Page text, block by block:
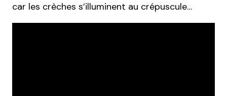
car les crèches s’illuminent au crépuscule…